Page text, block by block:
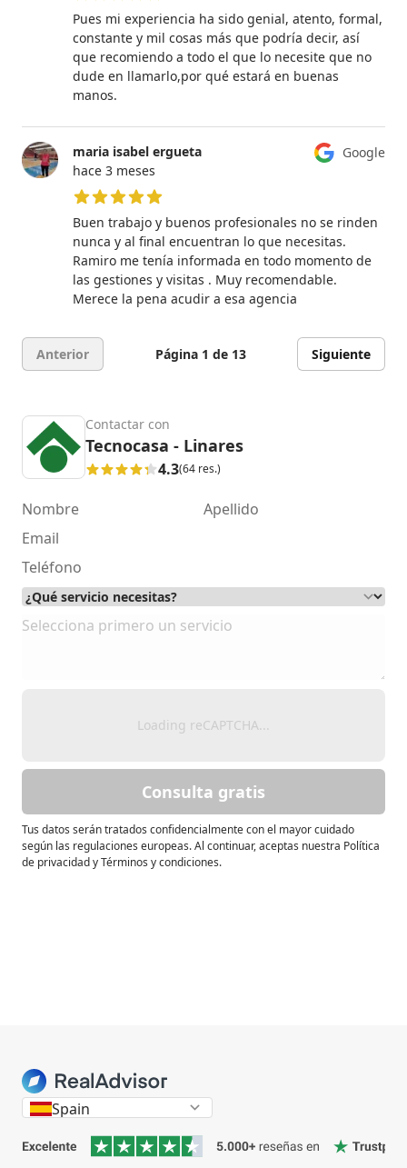
5 de 5 estrellas
Pues mi experiencia ha sido genial, atento, formal,
constante y mil cosas más que podría decir, así
que recomiendo a todo el que lo necesite que no
dude en llamarlo,por qué estará en buenas
manos.
Google
maria isabel ergueta
hace 3 meses
5 de 5 estrellas
Buen trabajo y buenos profesionales no se rinden
nunca y al final encuentran lo que necesitas.
Ramiro me tenía informada en todo momento de
las gestiones y visitas . Muy recomendable.
Merece la pena acudir a esa agencia
Anterior Página 1 de 13 Siguiente
Contactar con
Tecnocasa - Linares
4.3(64 res.)
Loading reCAPTCHA...
Consulta gratis
Tus datos serán tratados confidencialmente con el mayor cuidado
según las regulaciones europeas. Al continuar, aceptas nuestra Política
de privacidad y Términos y condiciones.
Spain